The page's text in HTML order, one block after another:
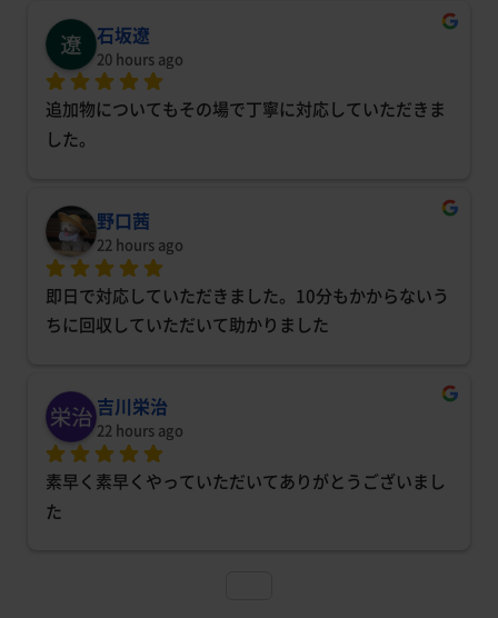
石坂遼
20 hours ago
追加物についてもその場で丁寧に対応していただきま
した。
野口茜
22 hours ago
即日で対応していただきました。10分もかからないう
ちに回収していただいて助かりました
吉川栄治
22 hours ago
素早く素早くやっていただいてありがとうございまし
た